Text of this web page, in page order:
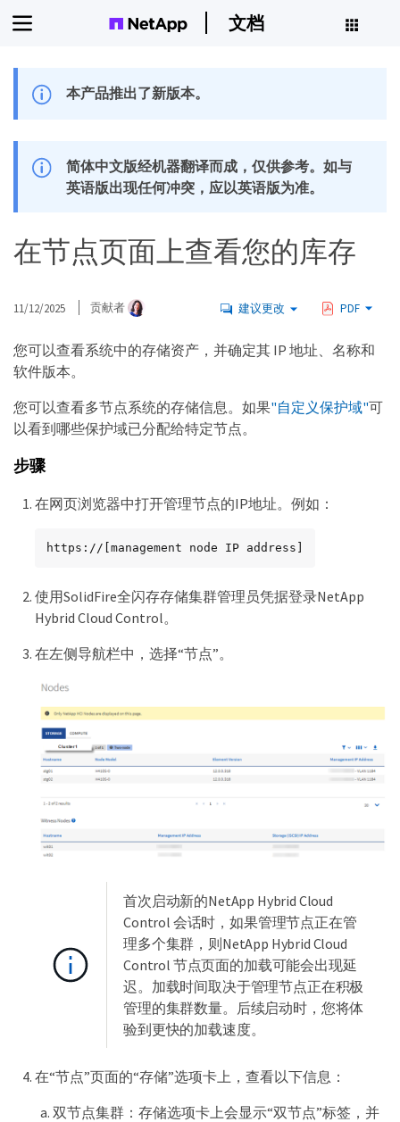
文档
本产品推出了新版本。
简体中文版经机器翻译而成，仅供参考。如与
英语版出现任何冲突，应以英语版为准。
在节点页面上查看您的库存
11/12/2025 贡献者 建议更改 PDF
您可以查看系统中的存储资产，并确定其 IP 地址、名称和
软件版本。
您可以查看多节点系统的存储信息。如果"自定义保护域"可
以看到哪些保护域已分配给特定节点。
步骤
在网页浏览器中打开管理节点的IP地址。例如：
https://[management node IP address]
使用SolidFire全闪存存储集群管理员凭据登录NetApp
Hybrid Cloud Control。
在左侧导航栏中，选择“节点”。
首次启动新的NetApp Hybrid Cloud
Control 会话时，如果管理节点正在管
理多个集群，则NetApp Hybrid Cloud
Control 节点页面的加载可能会出现延
迟。加载时间取决于管理节点正在积极
管理的集群数量。后续启动时，您将体
验到更快的加载速度。
在“节点”页面的“存储”选项卡上，查看以下信息：
双节点集群：存储选项卡上会显示“双节点”标签，并